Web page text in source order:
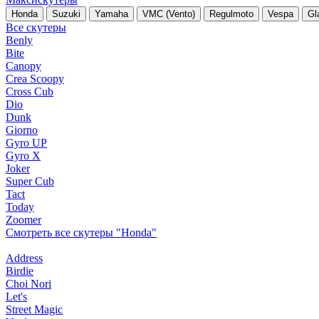
Honda Suzuki Yamaha VMC (Vento) Regulmoto Vespa
Все скутеры
Benly
Bite
Canopy
Crea Scoopy
Cross Cub
Dio
Dunk
Giorno
Gyro UP
Gyro X
Joker
Super Cub
Tact
Today
Zoomer
Смотреть все скутеры "Honda"
Address
Birdie
Choi Nori
Let's
Street Magic